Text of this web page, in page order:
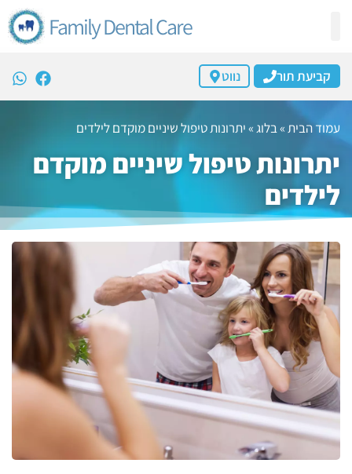
Family Dental Care
קביעת תור נווט
עמוד הבית»בלוג»יתרונות טיפול שיניים מוקדם לילדים
יתרונות טיפול שיניים מוקדם
לילדים